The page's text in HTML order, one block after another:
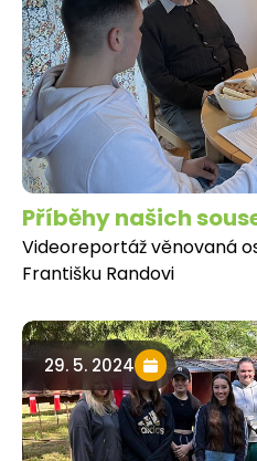
Příběhy našich
Videoreportáž věnovaná
Františku Randovi
29. 5. 2024